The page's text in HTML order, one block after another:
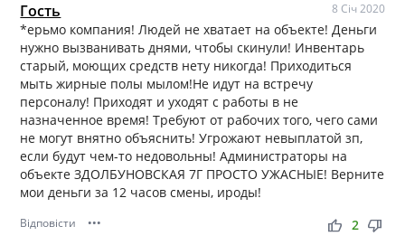
Гость 8 Січ 2020
*ерьмо компания! Людей не хватает на объекте! Деньги
нужно вызванивать днями, чтобы скинули! Инвентарь
старый, моющих средств нету никогда! Приходиться
мыть жирные полы мылом!Не идут на встречу
персоналу! Приходят и уходят с работы в не
назначенное время! Требуют от рабочих того, чего сами
не могут внятно объяснить! Угрожают невыплатой зп,
если будут чем-то недовольны! Администраторы на
объекте ЗДОЛБУНОВСКАЯ 7Г ПРОСТО УЖАСНЫЕ! Верните
мои деньги за 12 часов смены, ироды!
Відповісти ••• thumb_up thumb_down
2